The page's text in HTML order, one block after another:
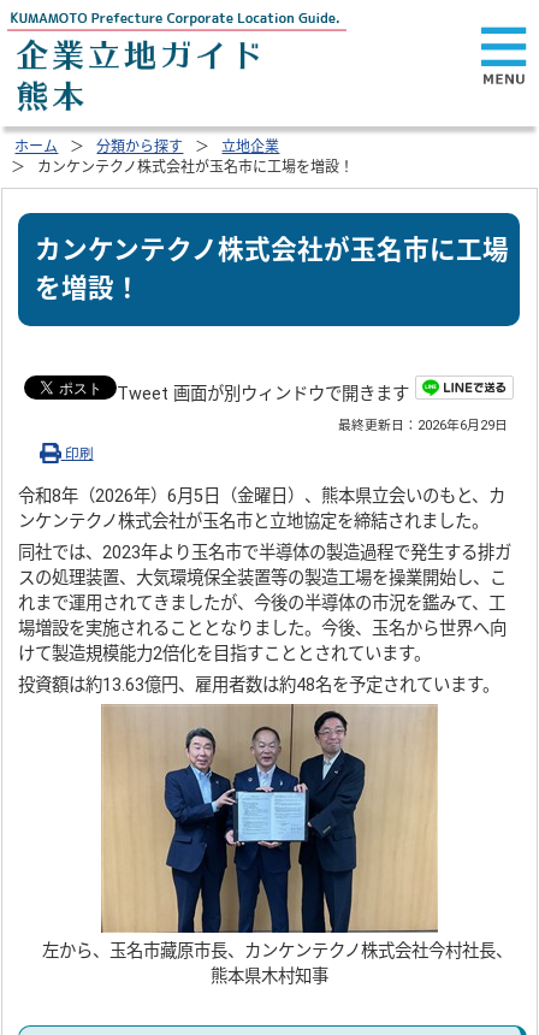
ホーム 分類から探す
立地企業
カンケンテクノ株式会社が玉名市に工場を増設！
カンケンテクノ株式会社が玉名市に工場
を増設！
Tweet 画面が別ウィンドウで開きます
最終更新日： 2026年6月29日
印刷
令和8年（2026年）6月5日（金曜日）、熊本県立会いのもと、カ
ンケンテクノ株式会社が玉名市と立地協定を締結されました。
同社では、2023年より玉名市で半導体の製造過程で発生する排ガ
スの処理装置、大気環境保全装置等の製造工場を操業開始し、こ
れまで運用されてきましたが、今後の半導体の市況を鑑みて、工
場増設を実施されることとなりました。今後、玉名から世界へ向
けて製造規模能力2倍化を目指すこととされています。
投資額は約13.63億円、雇用者数は約48名を予定されています。
左から、玉名市藏原市長、カンケンテクノ株式会社今村社長、
熊本県木村知事